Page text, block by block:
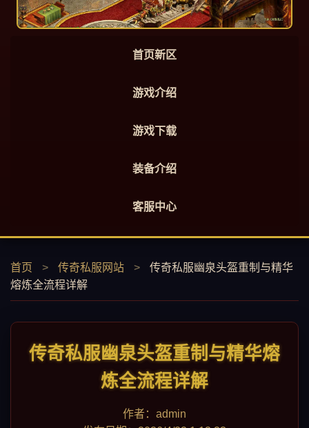
首页新区
游戏介绍
游戏下载
装备介绍
客服中心
首页 > 传奇私服网站 >
传奇私服幽泉头盔重制与精华
熔炼全流程详解
传奇私服幽泉头盔重制与精华熔
炼全流程详解
作者：admin